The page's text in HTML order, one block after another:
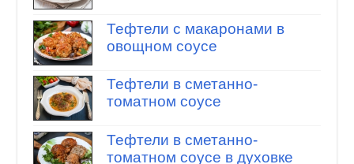
Тефтели с макаронами в
овощном соусе
Тефтели в сметанно-
томатном соусе
Тефтели в сметанно-
томатном соусе в духовке